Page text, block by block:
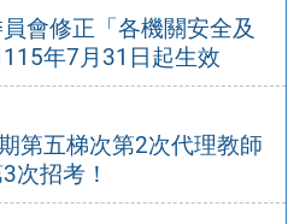
會修正「各機關安全及
年7月31日起生效
第五梯次第2次代理教師
次招考！